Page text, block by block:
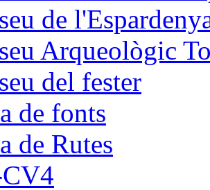
de
Arqueològic
del fester
de fonts
de Rutes